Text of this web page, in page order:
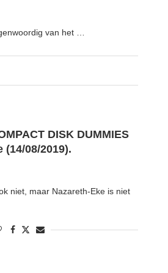
van het …
DISK DUMMIES
(14/08/2019).
niet, maar Nazareth-Eke is niet